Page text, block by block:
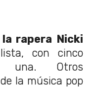
la rapera Nicki
con cinco
una. Otros
la música pop